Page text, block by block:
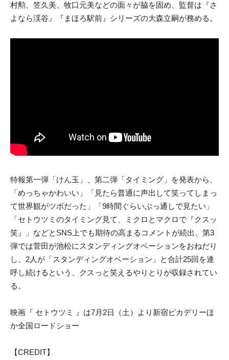
村勲、笠久美、牧口元美などの面々が脇を固め、監督は『さ
よなら渓谷』『まほろ駅前』シリーズの大森立嗣が務める。
特報第一弾「けん玉」、第二弾「タイミング」を発表から、
「めっちゃかわいい」「見たら普通に声出して笑ってしまっ
て世界観がツボだった」「9時間ぐらいぶっ通しで見たい」
「セトウツミのタイミング見て、ミクロとマクロで『クスッ
笑』」などとSNS上でも期待の高まるコメントが続出。第3
弾では菅田が池松にスタンディングオベーションをおねだり
し、2人が「スタンディングオベーション」と合計25回を連
呼し続けるという、クスっと笑えるやりとりが収録されてい
る。
映画『 セトウツミ 』は7月2日（土）より新宿ピカデリーほ
か全国ロードショー
【CREDIT】